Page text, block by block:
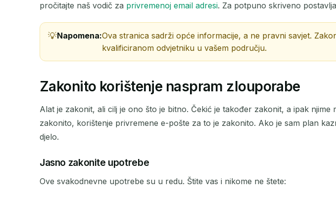
Sljedeće
PREDMET
pročitajte naš vodič za privremenoj email adresi. Za potpuno skriveno
Napomena:Ova stranica sadrži opće informacije, a ne pravni savjet.
kvalificiranom odvjetniku u vašem području.
Zakonito korištenje naspram zlouporabe
Alat je zakonit, ali cilj je ono što je bitno. Čekić je također zakonit, a ipak
zakonito, korištenje privremene e-pošte za to je zakonito. Ako je sam plan
djelo.
Jasno zakonite upotrebe
Ove svakodnevne upotrebe su u redu. Štite vas i nikome ne štete: